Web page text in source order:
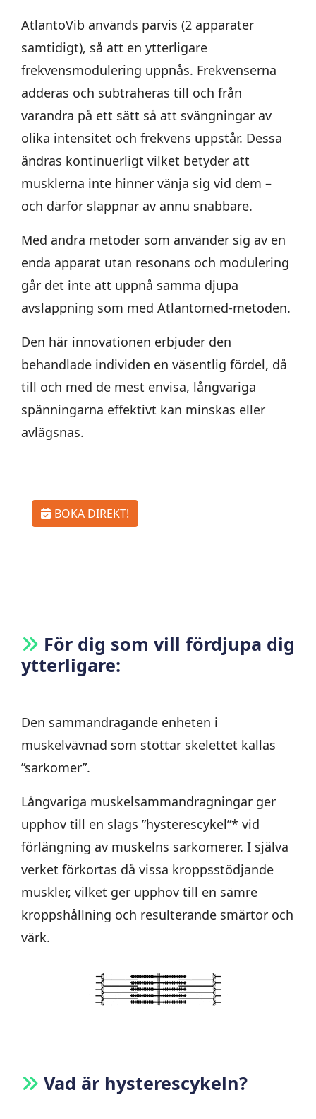
AtlantoVib används parvis (2 apparater
samtidigt), så att en ytterligare
frekvensmodulering uppnås. Frekvenserna
adderas och subtraheras till och från
varandra på ett sätt så att svängningar av
olika intensitet och frekvens uppstår. Dessa
ändras kontinuerligt vilket betyder att
musklerna inte hinner vänja sig vid dem –
och därför slappnar av ännu snabbare.
Med andra metoder som använder sig av en
enda apparat utan resonans och modulering
går det inte att uppnå samma djupa
avslappning som med Atlantomed-metoden.
Den här innovationen erbjuder den
behandlade individen en väsentlig fördel, då
till och med de mest envisa, långvariga
spänningarna effektivt kan minskas eller
avlägsnas.
BOKA DIREKT!
För dig som vill fördjupa dig
ytterligare:
Den sammandragande enheten i
muskelvävnad som stöttar skelettet kallas
”sarkomer”.
Långvariga muskelsammandragningar ger
upphov till en slags ”hysterescykel”* vid
förlängning av muskelns sarkomerer. I själva
verket förkortas då vissa kroppsstödjande
muskler, vilket ger upphov till en sämre
kroppshållning och resulterande smärtor och
värk.
Vad är hysterescykeln?